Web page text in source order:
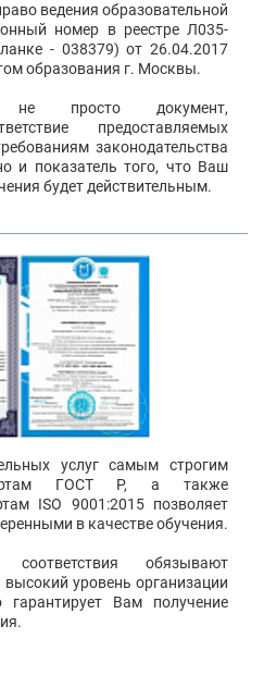
ведения образовательной
номер в реестре Л035-
- 038379) от 26.04.2017
образования г. Москвы.
просто документ,
предоставляемых
законодательства
и показатель того, что Ваш
будет действительным.
услуг самым строгим
ГОСТ Р, а также
ISO 9001:2015 позволяет
в качестве обучения.
обязывают
уровень организации
Вам получение